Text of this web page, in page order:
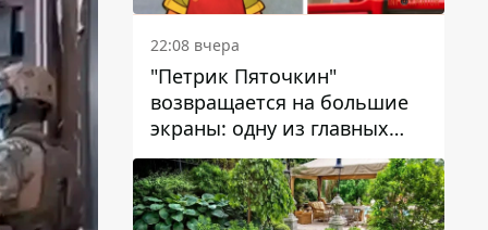
22:08 вчера
"Петрик Пяточкин"
возвращается на большие
экраны: одну из главных
ролей сыграет 9-летний
днепрянин Александр
Войтеховский